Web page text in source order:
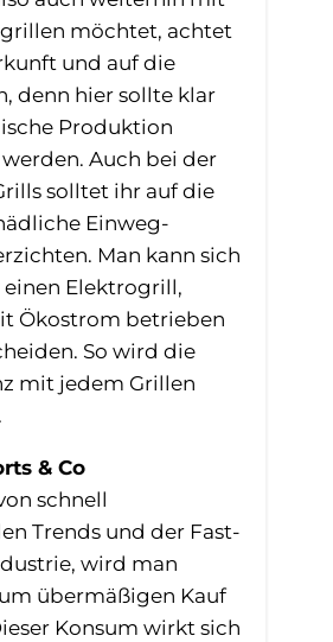
möchtet, achtet
und auf die
denn hier sollte klar
Produktion
Auch bei der
solltet ihr auf die
Einweg-
Man kann sich
einen Elektrogrill,
Ökostrom betrieben
So wird die
mit jedem Grillen
& Co
schnell
Trends und der Fast-
wird man
übermäßigen Kauf
Konsum wirkt sich